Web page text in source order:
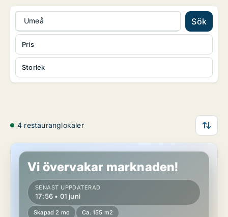
Umeå Sök
Storlek
Pris
4 restauranglokaler
Butikslokal i Umeå
Vi övervakar marknaden!
SENAST UPPDATERAD
17:56 • 01 juni
Skapad 2 mo Ca. 155 m2